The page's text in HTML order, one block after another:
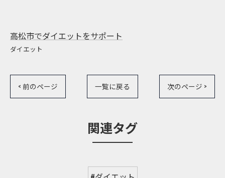
高松市でダイエットをサポート
ダイエット
< 前のページ 一覧に戻る 次のページ >
関連タグ